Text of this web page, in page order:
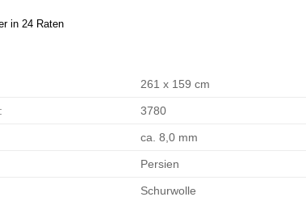
in 24 Raten
261 x 159 cm
3780
ca. 8,0 mm
Persien
Schurwolle